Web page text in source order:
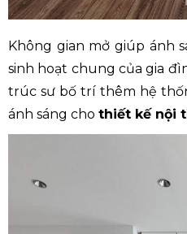
Không gian mở giúp ánh
sinh hoạt chung của gia
trúc sư bố trí thêm hệ
ánh sáng cho thiết kế nội